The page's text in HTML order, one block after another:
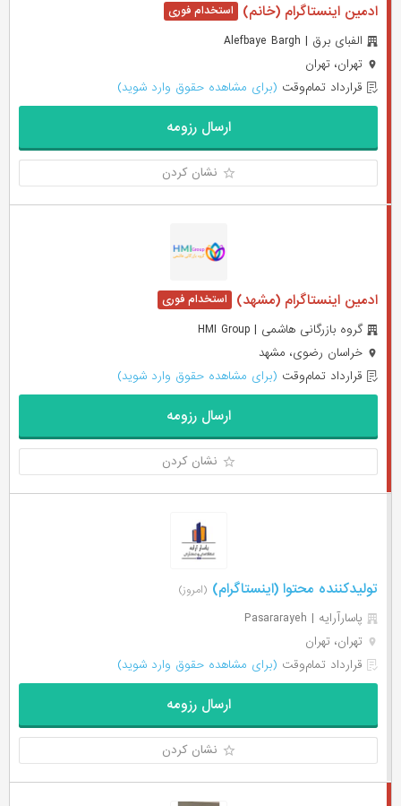
ادمین اینستاگرام (خانم)
الفبای برق | Alefbaye Bargh
تهران، تهران
قرارداد تمام‌وقت (برای مشاهده حقوق وارد شوید)
ارسال رزومه
نشان کردن
ادمین اینستاگرام (مشهد)
گروه بازرگانی هاشمی | HMI Group
خراسان رضوی، مشهد
قرارداد تمام‌وقت (برای مشاهده حقوق وارد شوید)
ارسال رزومه
نشان کردن
تولیدکننده محتوا (اینستاگرام) (امروز)
پاسارآرایه | Pasararayeh
تهران، تهران
قرارداد تمام‌وقت (برای مشاهده حقوق وارد شوید)
ارسال رزومه
نشان کردن